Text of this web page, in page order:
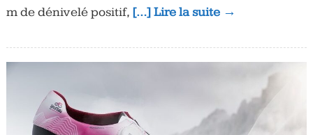
m de dénivelé positif, […] Lire la suite →